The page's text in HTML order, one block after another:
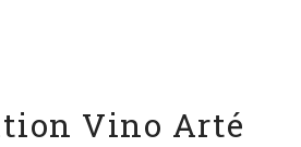
Vino Arté